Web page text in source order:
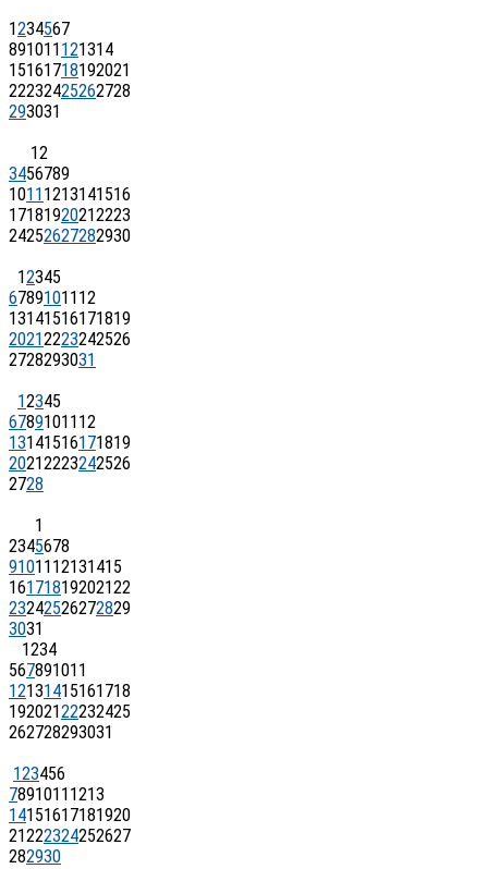
1234567
891011 121314
15161718192021
22232425262728
293031
12
3456789
1011 1213141516
17181920212223
24252627282930
12345
67891011 12
13141516171819
20212223242526
2728293031
12345
67891011 12
13141516171819
20212223242526
2728
1
2345678
91011 12131415
16171819202122
23242526272829
3031
1234
567891011
12131415161718
19202122232425
262728293031
123456
7891011 1213
14151617181920
21222324252627
282930